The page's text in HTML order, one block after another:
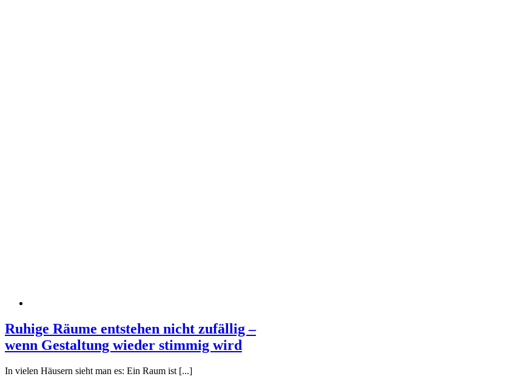
Ruhige Räume entstehen nicht zufällig –
wenn Gestaltung wieder stimmig wird
In vielen Häusern sieht man es: Ein Raum ist [...]